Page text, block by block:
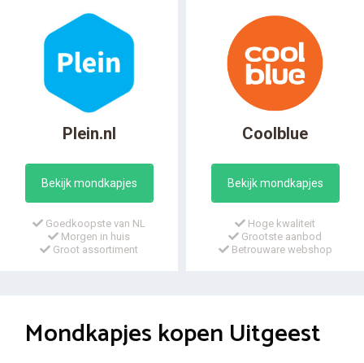
Plein.nl
Bekijk mondkapjes
Goedkoopste van NL
Morgen in huis
Groot assortiment
Coolblue
Bekijk mondkapjes
Hoge kwaliteit
Grootste aanbod
Betrouware webshop
Mondkapjes kopen Uitgeest